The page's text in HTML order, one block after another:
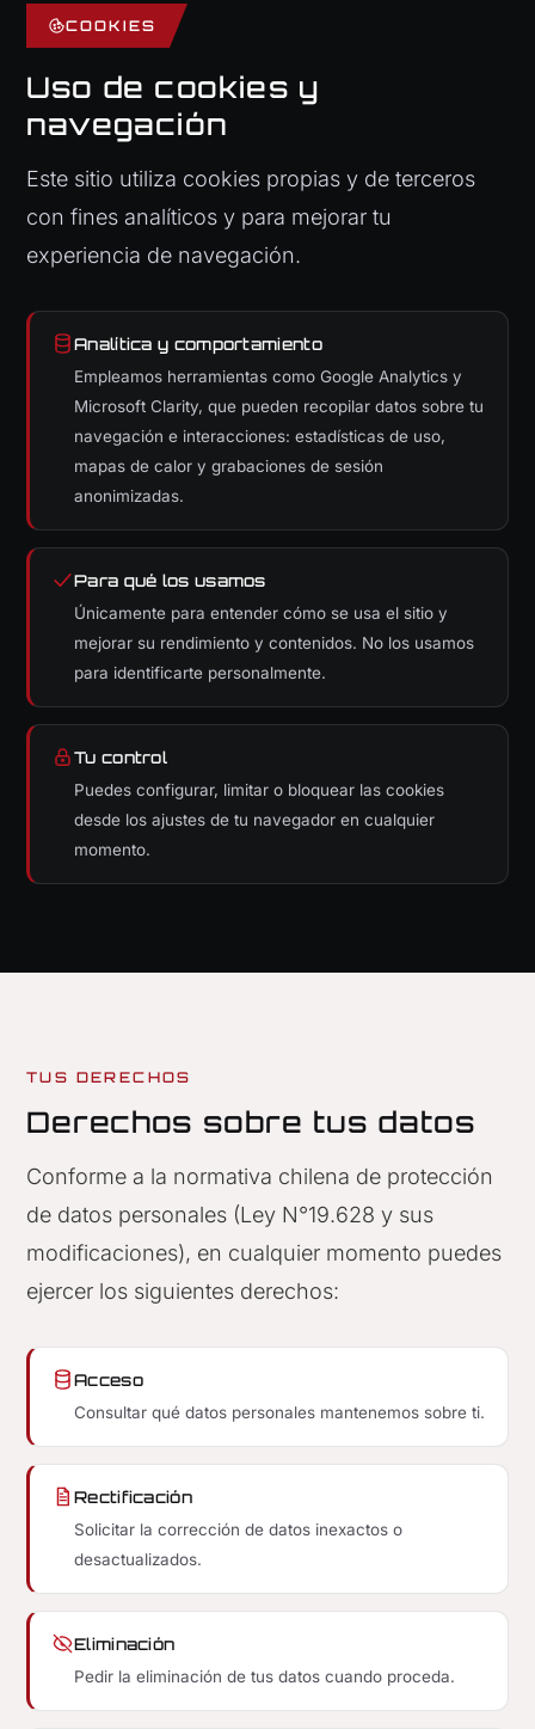
COOKIES
Uso de cookies y
navegación
Este sitio utiliza cookies propias y de terceros
con fines analíticos y para mejorar tu
experiencia de navegación.
Analítica y comportamiento
Empleamos herramientas como Google Analytics y
Microsoft Clarity, que pueden recopilar datos sobre tu
navegación e interacciones: estadísticas de uso,
mapas de calor y grabaciones de sesión
anonimizadas.
Para qué los usamos
Únicamente para entender cómo se usa el sitio y
mejorar su rendimiento y contenidos. No los usamos
para identificarte personalmente.
Tu control
Puedes configurar, limitar o bloquear las cookies
desde los ajustes de tu navegador en cualquier
momento.
TUS DERECHOS
Derechos sobre tus datos
Conforme a la normativa chilena de protección
de datos personales (Ley N°19.628 y sus
modificaciones), en cualquier momento puedes
ejercer los siguientes derechos:
Acceso
Consultar qué datos personales mantenemos sobre ti.
Rectificación
Solicitar la corrección de datos inexactos o
desactualizados.
Eliminación
Pedir la eliminación de tus datos cuando proceda.